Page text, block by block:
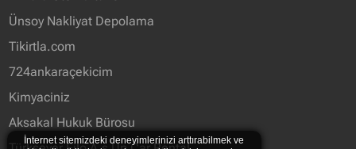
Ünsoy Nakliyat Depolama
Tikirtla.com
724ankaraçekicim
Kimyaciniz
Aksakal Hukuk Bürosu
İnternet sitemizdeki deneyimlerinizi arttırabilmek ve